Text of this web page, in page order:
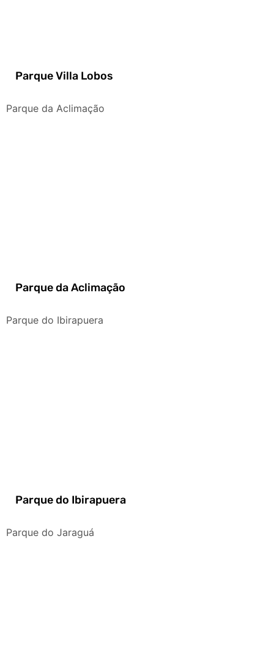
Parque Villa Lobos
Parque da Aclimação
Parque da Aclimação
Parque do Ibirapuera
Parque do Ibirapuera
Parque do Jaraguá